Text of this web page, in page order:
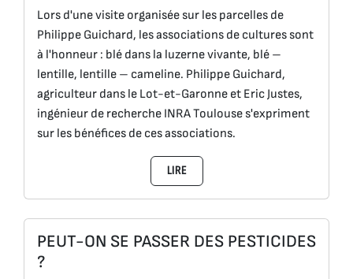
Lors d'une visite organisée sur les parcelles de
Philippe Guichard, les associations de cultures sont
à l'honneur : blé dans la luzerne vivante, blé –
lentille, lentille – cameline. Philippe Guichard,
agriculteur dans le Lot-et-Garonne et Eric Justes,
ingénieur de recherche INRA Toulouse s'expriment
sur les bénéfices de ces associations.
LIRE
PEUT-ON SE PASSER DES PESTICIDES
?